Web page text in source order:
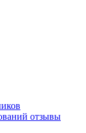
отзывы